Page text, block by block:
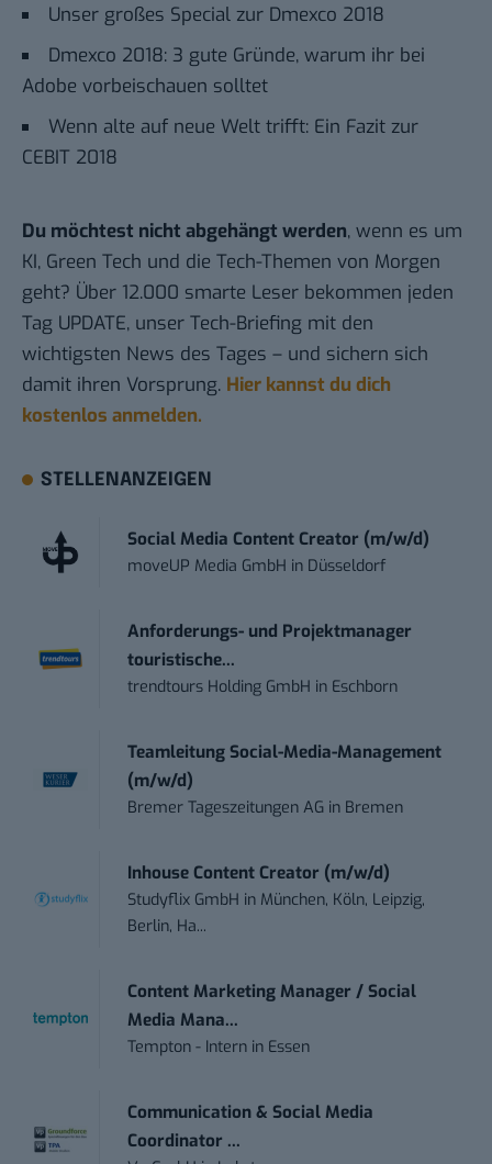
Unser großes Special zur Dmexco 2018
Dmexco 2018: 3 gute Gründe, warum ihr bei
Adobe vorbeischauen solltet
Wenn alte auf neue Welt trifft: Ein Fazit zur
CEBIT 2018
Du möchtest nicht abgehängt werden, wenn es um
KI, Green Tech und die Tech-Themen von Morgen
geht? Über 12.000 smarte Leser bekommen jeden
Tag UPDATE, unser Tech-Briefing mit den
wichtigsten News des Tages – und sichern sich
damit ihren Vorsprung. Hier kannst du dich
kostenlos anmelden.
STELLENANZEIGEN
Social Media Content Creator (m/w/d)
moveUP Media GmbH in Düsseldorf
Anforderungs- und Projektmanager
touristische...
trendtours Holding GmbH in Eschborn
Teamleitung Social-Media-Management
(m/w/d)
Bremer Tageszeitungen AG in Bremen
Inhouse Content Creator (m/w/d)
Studyflix GmbH in München, Köln, Leipzig,
Berlin, Ha...
Content Marketing Manager / Social
Media Mana...
Tempton - Intern in Essen
Communication & Social Media
Coordinator ...